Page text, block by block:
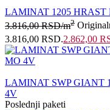
LAMINAT 1205 HRAST
3.816,00RSD/m2
3.816,00 RSD.2.862,00
LAMINAT SWP GIANT
4V
Poslednji paketi